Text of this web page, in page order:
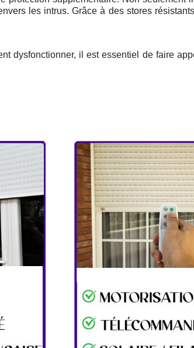
les intrus. Grâce à des stores
dysfonctionner, il est essentiel de faire